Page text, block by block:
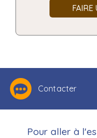
FAIRE
Contacter
Pour aller à